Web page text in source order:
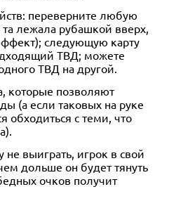
переверните любую
лежала рубашкой вверх,
следующую карту
ТВД; можете
ТВД на другой.
которые позволяют
(а если таковых на руке
обходиться с теми, что
выиграть, игрок в свой
дольше он будет тянуть
очков получит